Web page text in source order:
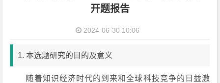
开题报告
2024-06-30 10:06
1. 本选题研究的目的及意义
随着知识经济时代的到来和全球科技竞争的日益激